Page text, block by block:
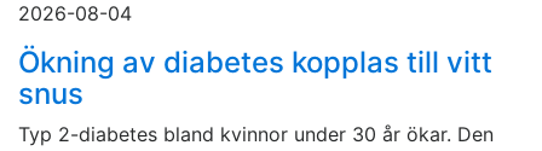
2026-08-04
Ökning av diabetes kopplas till vitt
snus
Typ 2-diabetes bland kvinnor under 30 år ökar. Den